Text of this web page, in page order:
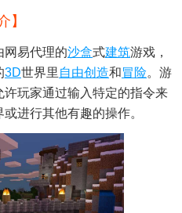
】
网易代理的沙盒式建筑游戏，
3D世界里 自由创造和冒险。游
玩家通过输入特定的指令来
或进行其他有趣的操作。